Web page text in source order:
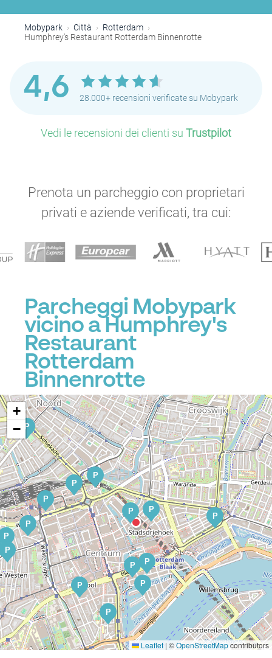
Mobypark Città
Rotterdam
Humphrey's Restaurant Rotterdam Binnenrotte
4,6 28.000+ recensioni verificate su Mobypark
Vedi le recensioni dei clienti su Trustpilot
Prenota un parcheggio con proprietari
privati e aziende verificati, tra cui:
Parcheggi Mobypark
vicino a Humphrey's
Restaurant
Rotterdam
Binnenrotte
P P
P
P
P
P
P
P
P
P
P
P
P
P
P
P
+
−
Leaflet | ©OpenStreetMapcontributors